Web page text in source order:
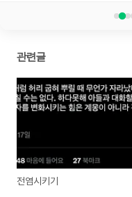
관련글
전염시키기